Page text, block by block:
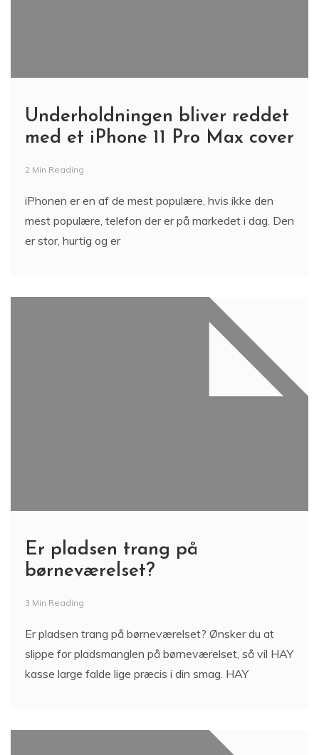
Underholdningen bliver reddet
med et iPhone 11 Pro Max cover
2 Min Reading
iPhonen er en af de mest populære, hvis ikke den
mest populære, telefon der er på markedet i dag. Den
er stor, hurtig og er
Er pladsen trang på
børneværelset?
3 Min Reading
Er pladsen trang på børneværelset? Ønsker du at
slippe for pladsmanglen på børneværelset, så vil HAY
kasse large falde lige præcis i din smag. HAY